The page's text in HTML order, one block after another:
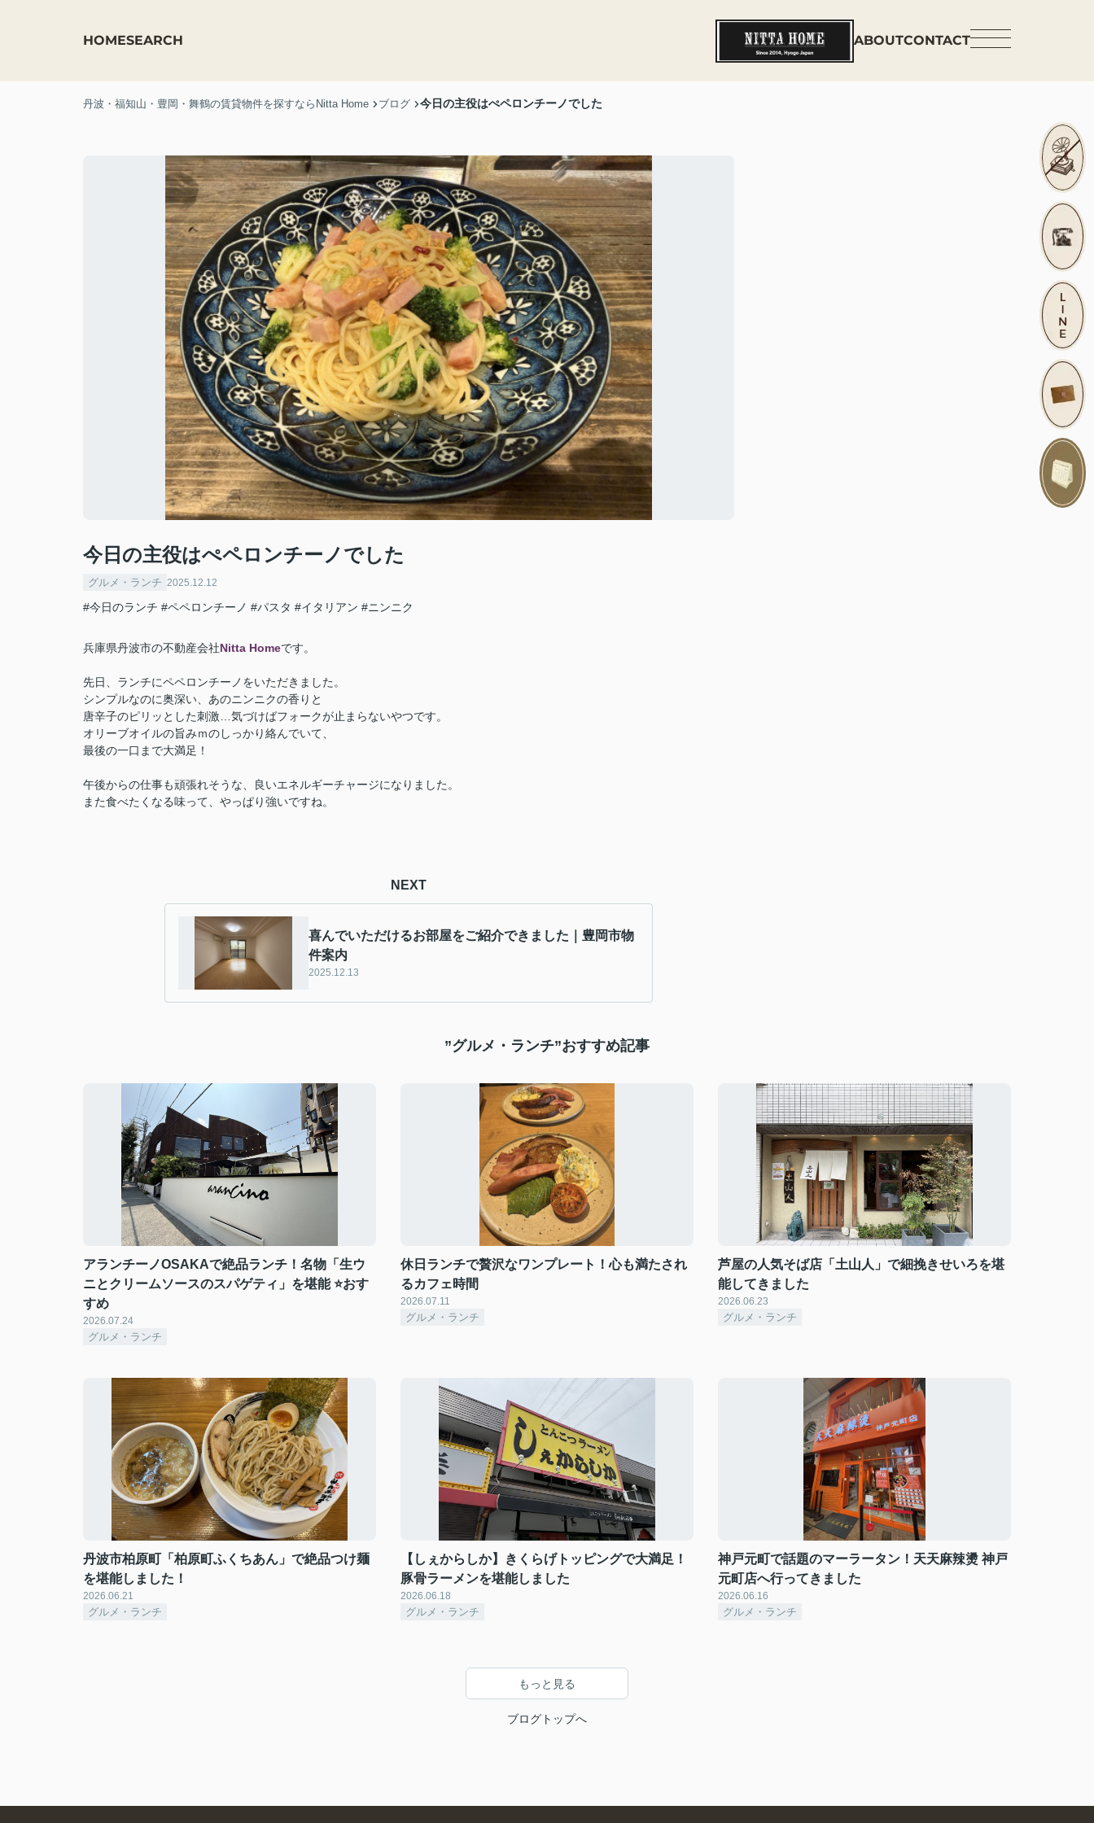
HOMESEARCH ABOUTCONTACT
丹波・福知山・豊岡・舞鶴の賃貸物件を探すならNitta Home ブログ 今日の主役はぺペロンチーノでした
今日の主役はぺペロンチーノでした
グルメ・ランチ 2025.12.12
#今日のランチ #ペペロンチーノ #パスタ #イタリアン #ニンニク
兵庫県丹波市の不動産会社Nitta Homeです。
先日、ランチにペペロンチーノをいただきました。
シンプルなのに奥深い、あのニンニクの香りと
唐辛子のピリッとした刺激…気づけばフォークが止まらないやつです。
オリーブオイルの旨みｍのしっかり絡んでいて、
最後の一口まで大満足！
午後からの仕事も頑張れそうな、良いエネルギーチャージになりました。
また食べたくなる味って、やっぱり強いですね。
NEXT
喜んでいただけるお部屋をご紹介できました｜豊岡市物
件案内
2025.12.13
”グルメ・ランチ”おすすめ記事
アランチーノOSAKAで絶品ランチ！名物「生ウ
ニとクリームソースのスパゲティ」を堪能 ⭐おす
すめ
2026.07.24
グルメ・ランチ
休日ランチで贅沢なワンプレート！心も満たされ
るカフェ時間
2026.07.11
グルメ・ランチ
芦屋の人気そば店「土山人」で細挽きせいろを堪
能してきました
2026.06.23
グルメ・ランチ
丹波市柏原町「柏原町ふくちあん」で絶品つけ麺
を堪能しました！
2026.06.21
グルメ・ランチ
【しぇからしか】きくらげトッピングで大満足！
豚骨ラーメンを堪能しました
2026.06.18
グルメ・ランチ
神戸元町で話題のマーラータン！天天麻辣燙 神戸
元町店へ行ってきました
2026.06.16
グルメ・ランチ
もっと見る
ブログトップへ